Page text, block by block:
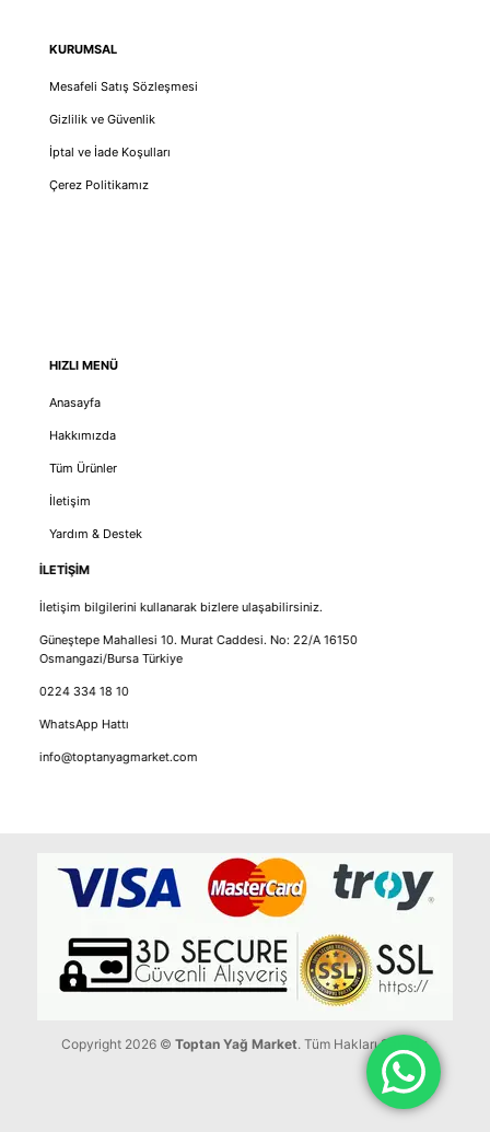
KURUMSAL
Mesafeli Satış Sözleşmesi
Gizlilik ve Güvenlik
İptal ve İade Koşulları
Çerez Politikamız
HIZLI MENÜ
Anasayfa
Hakkımızda
Tüm Ürünler
İletişim
Yardım & Destek
İLETİŞİM
İletişim bilgilerini kullanarak bizlere ulaşabilirsiniz.
Güneştepe Mahallesi 10. Murat Caddesi. No: 22/A 16150
Osmangazi/Bursa Türkiye
0224 334 18 10
WhatsApp Hattı
info@toptanyagmarket.com
Copyright 2026 © Toptan Yağ Market. Tüm Hakları Saklıdır.